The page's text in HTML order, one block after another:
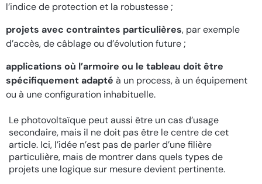
l’indice de protection et la robustesse ;
projets avec contraintes particulières, par exemple
d’accès, de câblage ou d’évolution future ;
applications où l’armoire ou le tableau doit être
spécifiquement adapté à un process, à un équipement
ou à une configuration inhabituelle.
Le photovoltaïque peut aussi être un cas d’usage
secondaire, mais il ne doit pas être le centre de cet
article. Ici, l’idée n’est pas de parler d’une filière
particulière, mais de montrer dans quels types de
projets une logique sur mesure devient pertinente.